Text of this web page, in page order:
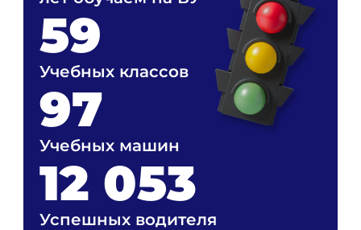
59
Учебных классов
97
Учебных машин
12 053
Успешных водителя